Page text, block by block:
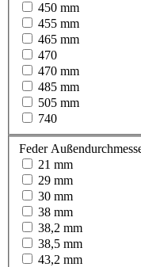
450 mm
455 mm
465 mm
470
470 mm
485 mm
505 mm
740
Feder
21 mm
29 mm
30 mm
38 mm
38,2 mm
38,5 mm
43,2 mm